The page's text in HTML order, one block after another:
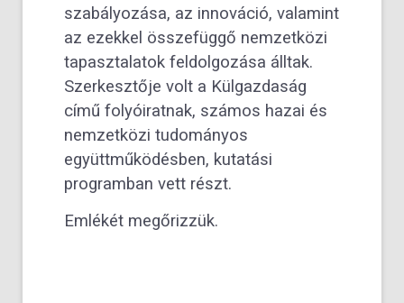
szabályozása, az innováció, valamint
az ezekkel összefüggő nemzetközi
tapasztalatok feldolgozása álltak.
Szerkesztője volt a Külgazdaság
című folyóiratnak, számos hazai és
nemzetközi tudományos
együttműködésben, kutatási
programban vett részt.
Emlékét megőrizzük.